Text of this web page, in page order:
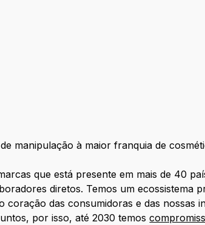
manipulação à maior franquia de
que está presente em mais de 40
diretos. Temos um
coração das consumidoras e das nossas
por isso, até 2030 temos